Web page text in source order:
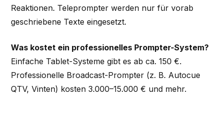
Reaktionen. Teleprompter werden nur für vorab
geschriebene Texte eingesetzt.
Was kostet ein professionelles Prompter-System?
Einfache Tablet-Systeme gibt es ab ca. 150 €.
Professionelle Broadcast-Prompter (z. B. Autocue
QTV, Vinten) kosten 3.000–15.000 € und mehr.